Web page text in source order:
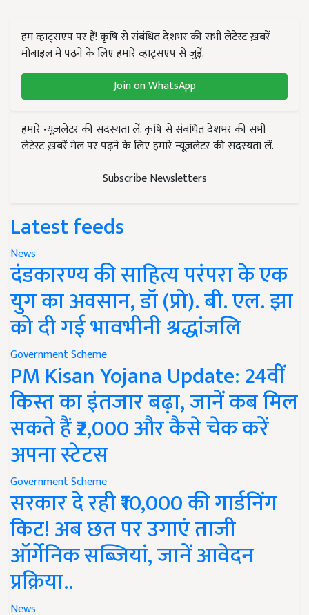
हम व्हाट्सएप पर हैं! कृषि से संबंधित देशभर की सभी लेटेस्ट ख़बरें
मोबाइल में पढ़ने के लिए हमारे व्हाट्सएप से जुड़ें.
Join on WhatsApp
हमारे न्यूज़लेटर की सदस्यता लें. कृषि से संबंधित देशभर की सभी
लेटेस्ट ख़बरें मेल पर पढ़ने के लिए हमारे न्यूज़लेटर की सदस्यता लें.
Subscribe Newsletters
Latest feeds
News
दंडकारण्य की साहित्य परंपरा के एक
युग का अवसान, डॉ (प्रो). बी. एल. झा
को दी गई भावभीनी श्रद्धांजलि
Government Scheme
PM Kisan Yojana Update: 24वीं
किस्त का इंतजार बढ़ा, जानें कब मिल
सकते हैं ₹2,000 और कैसे चेक करें
अपना स्टेटस
Government Scheme
सरकार दे रही ₹10,000 की गार्डनिंग
किट! अब छत पर उगाएं ताजी
ऑर्गेनिक सब्जियां, जानें आवेदन
प्रक्रिया..
News